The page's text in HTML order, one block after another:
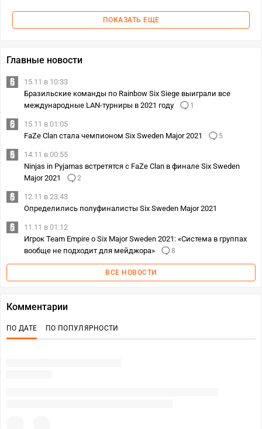
ПОКАЗАТЬ ЕЩЕ
Главные новости
15.11 в 10:33
Бразильские команды по Rainbow Six Siege выиграли все
международные LAN-турниры в 2021 году
1
15.11 в 01:05
FaZe Clan стала чемпионом Six Sweden Major 2021
5
14.11 в 00:55
Ninjas in Pyjamas встретятся с FaZe Clan в финале Six Sweden
Major 2021
2
12.11 в 23:43
Определились полуфиналисты Six Sweden Major 2021
11.11 в 01:12
Игрок Team Empire о Six Major Sweden 2021: «Система в группах
вообще не подходит для мейджора»
8
ВСЕ НОВОСТИ
Комментарии
ПО ДАТЕ ПО ПОПУЛЯРНОСТИ